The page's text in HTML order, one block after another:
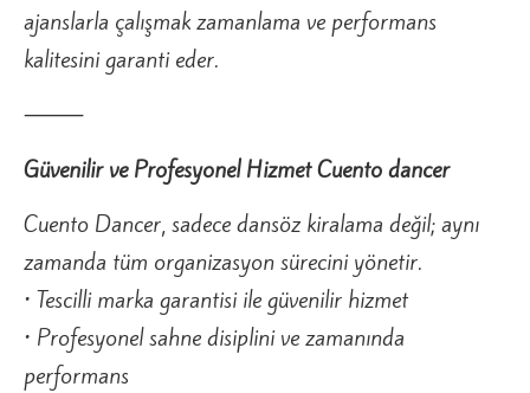
ajanslarla çalışmak zamanlama ve performans
kalitesini garanti eder.
⸻
Güvenilir ve Profesyonel Hizmet Cuento dancer
Cuento Dancer, sadece dansöz kiralama değil; aynı
zamanda tüm organizasyon sürecini yönetir.
• Tescilli marka garantisi ile güvenilir hizmet
• Profesyonel sahne disiplini ve zamanında
performans